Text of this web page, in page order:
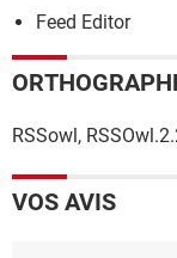
Feed Editor
RSSowl,
VOS AVIS